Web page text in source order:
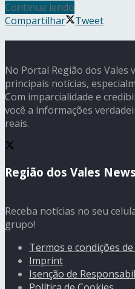
Continue lendo
Compartilhar
Tweet
No Portal Região dos Vales
principais notícias,
Com imparcialidade e
você a informações
reais.
Região dos Vales News
Receba notícias no seu
grupo!
Termos e condições
Imprint
Isenção de